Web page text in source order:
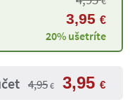
3,95 €
20% ušetríte
4,95 € 3,95 €